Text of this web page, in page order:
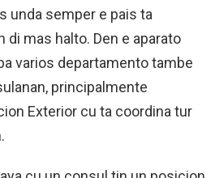
unda semper e pais ta
di mas halto. Den e aparato
varios departamento tambe
principalmente
Exterior cu ta coordina tur